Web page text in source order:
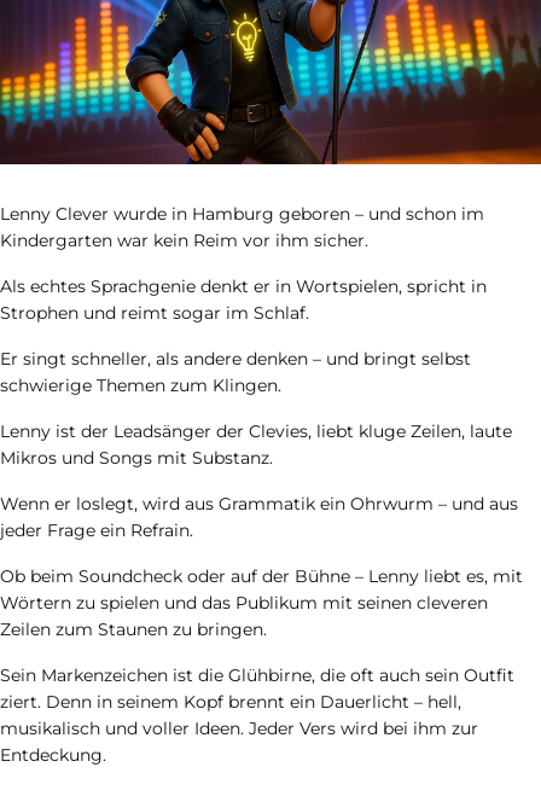
Lenny Clever wurde in Hamburg geboren – und schon im
Kindergarten war kein Reim vor ihm sicher.
Als echtes Sprachgenie denkt er in Wortspielen, spricht in
Strophen und reimt sogar im Schlaf.
Er singt schneller, als andere denken – und bringt selbst
schwierige Themen zum Klingen.
Lenny ist der Leadsänger der Clevies, liebt kluge Zeilen, laute
Mikros und Songs mit Substanz.
Wenn er loslegt, wird aus Grammatik ein Ohrwurm – und aus
jeder Frage ein Refrain.
Ob beim Soundcheck oder auf der Bühne – Lenny liebt es, mit
Wörtern zu spielen und das Publikum mit seinen cleveren
Zeilen zum Staunen zu bringen.
Sein Markenzeichen ist die Glühbirne, die oft auch sein Outfit
ziert. Denn in seinem Kopf brennt ein Dauerlicht – hell,
musikalisch und voller Ideen. Jeder Vers wird bei ihm zur
Entdeckung.